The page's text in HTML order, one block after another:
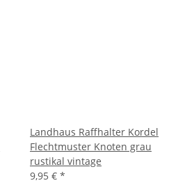
Landhaus Raffhalter Kordel
Flechtmuster Knoten grau
rustikal vintage
9,95 € *